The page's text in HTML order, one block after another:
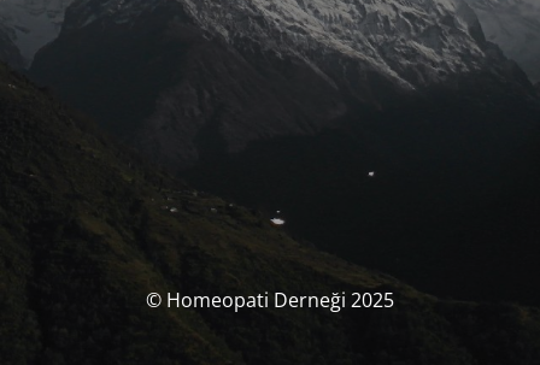
© Homeopati Derneği 2025